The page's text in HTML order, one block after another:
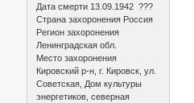
Дата смерти 13.09.1942 ???
Страна захоронения Россия
Регион захоронения
Ленинградская обл.
Место захоронения
Кировский р-н, г. Кировск, ул.
Советская, Дом культуры
энергетиков, северная